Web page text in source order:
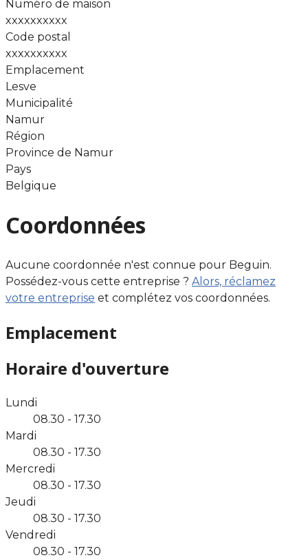
Numéro de maison
xxxxxxxxxx
Code postal
xxxxxxxxxx
Emplacement
Lesve
Municipalité
Namur
Région
Province de Namur
Pays
Belgique
Coordonnées
Aucune coordonnée n'est connue pour Beguin.
Possédez-vous cette entreprise ? Alors, réclamez
votre entreprise et complétez vos coordonnées.
Emplacement
Horaire d'ouverture
Lundi
08.30 - 17.30
Mardi
08.30 - 17.30
Mercredi
08.30 - 17.30
Jeudi
08.30 - 17.30
Vendredi
08.30 - 17.30